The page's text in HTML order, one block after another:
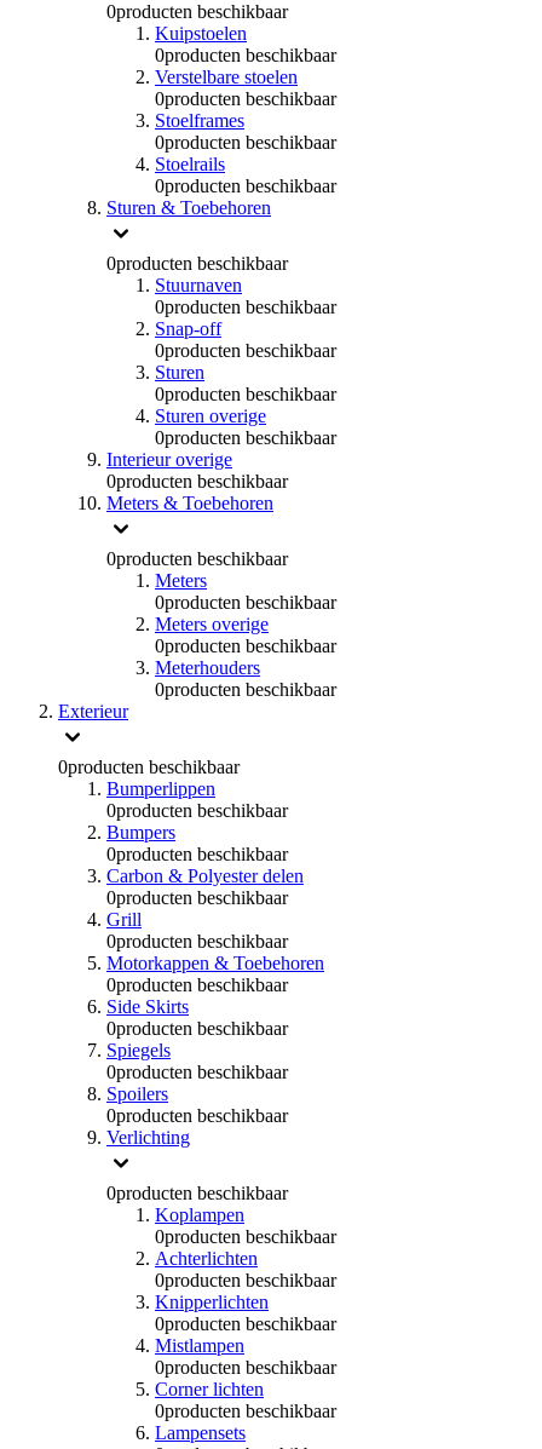
0producten beschikbaar
Kuipstoelen
0producten beschikbaar
Verstelbare stoelen
0producten beschikbaar
Stoelframes
0producten beschikbaar
Stoelrails
0producten beschikbaar
Sturen & Toebehoren
0producten beschikbaar
Stuurnaven
0producten beschikbaar
Snap-off
0producten beschikbaar
Sturen
0producten beschikbaar
Sturen overige
0producten beschikbaar
Interieur overige
0producten beschikbaar
Meters & Toebehoren
0producten beschikbaar
Meters
0producten beschikbaar
Meters overige
0producten beschikbaar
Meterhouders
0producten beschikbaar
Exterieur
0producten beschikbaar
Bumperlippen
0producten beschikbaar
Bumpers
0producten beschikbaar
Carbon & Polyester delen
0producten beschikbaar
Grill
0producten beschikbaar
Motorkappen & Toebehoren
0producten beschikbaar
Side Skirts
0producten beschikbaar
Spiegels
0producten beschikbaar
Spoilers
0producten beschikbaar
Verlichting
0producten beschikbaar
Koplampen
0producten beschikbaar
Achterlichten
0producten beschikbaar
Knipperlichten
0producten beschikbaar
Mistlampen
0producten beschikbaar
Corner lichten
0producten beschikbaar
Lampensets